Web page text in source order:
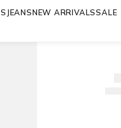
JEANSNEW ARRIVALSSALE